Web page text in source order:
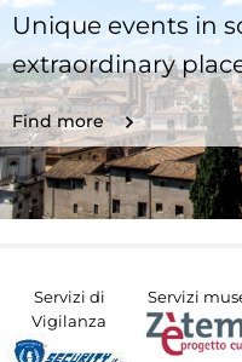
Unique events in
extraordinary
Find more
Servizi di
Vigilanza
Servizi